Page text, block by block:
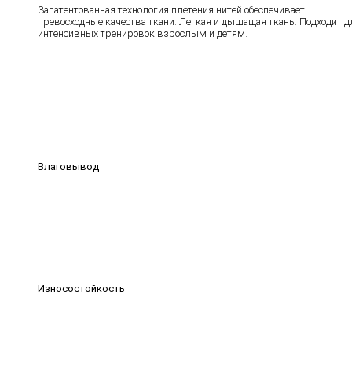
Запатентованная технология плетения нитей обеспечивает
превосходные качества ткани. Легкая и дышащая ткань. Подходит
интенсивных тренировок взрослым и детям.
Влаговывод
Износостойкость